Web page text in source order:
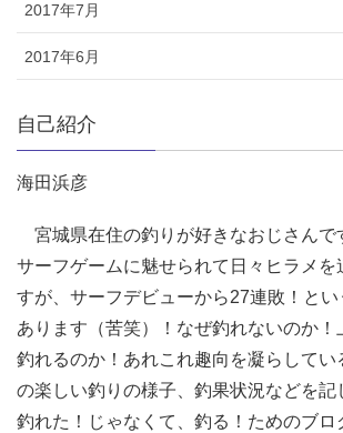
2017年7月
2017年6月
自己紹介
海田浜彦
宮城県在住の釣りが好きなおじさんで
サーフゲームに魅せられて日々ヒラメを
すが、サーフデビューから27連敗！と
あります（苦笑）！なぜ釣れないのか！
釣れるのか！あれこれ趣向を凝らしてい
の楽しい釣りの様子、釣果状況などを記
釣れた！じゃなくて、釣る！ためのブロ